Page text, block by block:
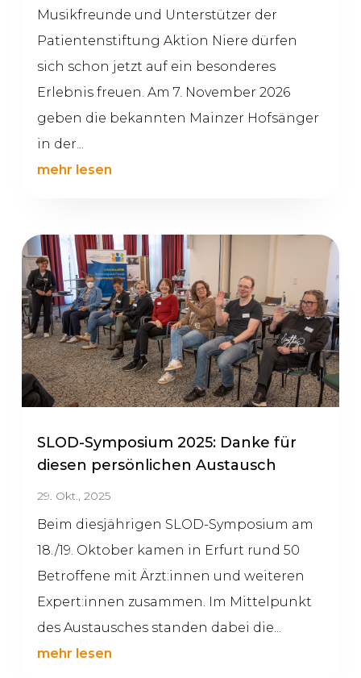
Musikfreunde und Unterstützer der
Patientenstiftung Aktion Niere dürfen
sich schon jetzt auf ein besonderes
Erlebnis freuen. Am 7. November 2026
geben die bekannten Mainzer Hofsänger
in der...
mehr lesen
SLOD-Symposium 2025: Danke für
diesen persönlichen Austausch
29. Okt., 2025
Beim diesjährigen SLOD-Symposium am
18./19. Oktober kamen in Erfurt rund 50
Betroffene mit Ärzt:innen und weiteren
Expert:innen zusammen. Im Mittelpunkt
des Austausches standen dabei die...
mehr lesen